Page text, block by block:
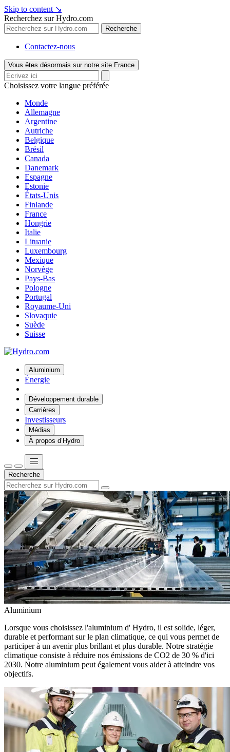
Skip to content ↘
Recherchez sur Hydro.com
Recherche
Contactez-nous
Vous êtes désormais sur notre site France
Choisissez votre langue préférée
Monde
Allemagne
Argentine
Autriche
Belgique
Brésil
Canada
Danemark
Espagne
Estonie
États-Unis
Finlande
France
Hongrie
Italie
Lituanie
Luxembourg
Mexique
Norvège
Pays-Bas
Pologne
Portugal
Royaume-Uni
Slovaquie
Suède
Suisse
Aluminium
Énergie
Développement durable
Carrières
Investisseurs
Médias
À propos d’Hydro
Recherche
Aluminium
Lorsque vous choisissez l'aluminium d' Hydro, il est solide, léger,
durable et performant sur le plan climatique, ce qui vous permet de
participer à un avenir plus brillant et plus durable. Notre stratégie
climatique consiste à réduire nos émissions de CO2 de 30 % d'ici
2030. Notre aluminium peut également vous aider à atteindre vos
objectifs.